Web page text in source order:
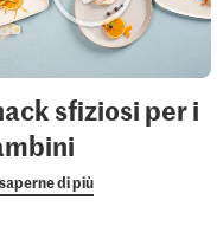
sfiziosi per i
di più